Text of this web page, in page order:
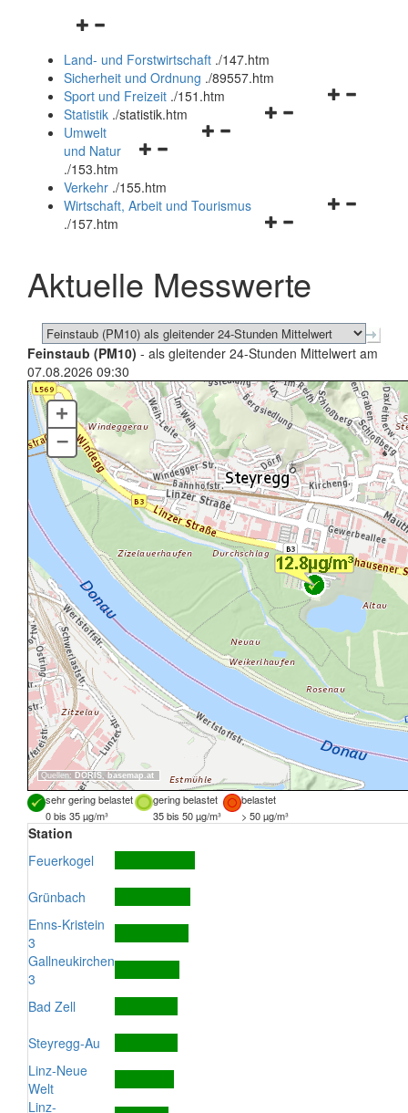
Navigationsmenü
und
schließen
Land- und Forstwirtschaft ./147.htm
Sicherheit und Ordnung ./89557.htm
Navigationsmenü
Sport und Freizeit ./151.htm
Navigationsmenü
Statistik ./statistik.htm
Navigationsmenü
und
schließen
Umwelt
und Natur
./153.htm
Verkehr ./155.htm
Navigationsmenü
schließen
Wirtschaft, Arbeit und Tourismus
./157.htm
Aktuelle Messwerte
Feinstaub (PM10) - als gleitender 24-Stunden Mittelwert am
07.08.2026 09:30
Quellen: DORIS, basemap.at
+
–
sehr gering belastet gering belastet
belastet
0 bis 35 µg/m³
35 bis 50 µg/m³ > 50 µg/m³
Station
Feuerkogel
Grünbach
Enns-Kristein
3
Gallneukirchen
3
Bad Zell
Steyregg-Au
Linz-Neue
Welt
Linz-